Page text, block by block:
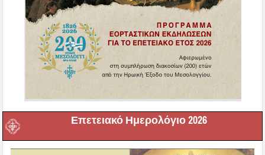
Επετειακό Ημερολόγιο 2026